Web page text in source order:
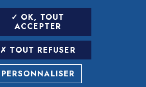
OK, TOUT
ACCEPTER
TOUT REFUSER
PERSONNALISER
D'INFORMATION
VOTRE ADRESSE E-MAIL
POUR VOUS INSCRIRE :
DÉSINSCRIPTION